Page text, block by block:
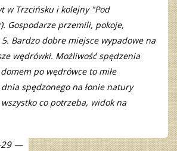
w Trzcińsku i kolejny "Pod
Gospodarze przemili, pokoje,
Bardzo dobre miejsce wypadowe na
wędrówki. Możliwość spędzenia
po wędrówce to miłe
spędzonego na łonie natury
wszystko co potrzeba, widok na